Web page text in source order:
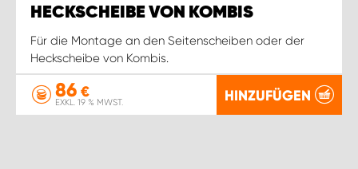
HECKSCHEIBE VON KOMBIS
Für die Montage an den Seitenscheiben oder der
Heckscheibe von Kombis.
86 €
EXKL. 19 % MWST. HINZUFÜGEN